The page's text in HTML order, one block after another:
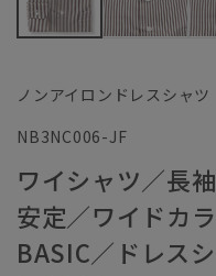
ノンアイロンドレスシャツ
NB3NC006-JF
ワイシャツ／長
安定／ワイドカ
BASIC／ドレス